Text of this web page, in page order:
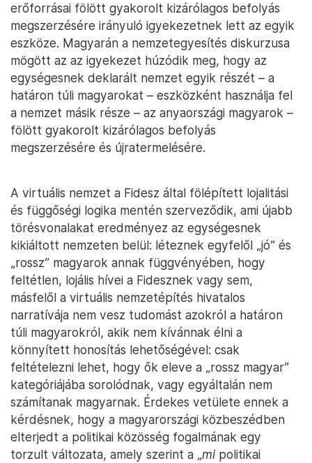
erőforrásai fölött gyakorolt kizárólagos befolyás
megszerzésére irányuló igyekezetnek lett az egyik
eszköze. Magyarán a nemzetegyesítés diskurzusa
mögött az az igyekezet húzódik meg, hogy az
egységesnek deklarált nemzet egyik részét – a
határon túli magyarokat – eszközként használja fel
a nemzet másik része – az anyaországi magyarok –
fölött gyakorolt kizárólagos befolyás
megszerzésére és újratermelésére.
A virtuális nemzet a Fidesz által fölépített lojalitási
és függőségi logika mentén szerveződik, ami újabb
törésvonalakat eredményez az egységesnek
kikiáltott nemzeten belül: léteznek egyfelől „jó” és
„rossz” magyarok annak függvényében, hogy
feltétlen, lojális hívei a Fidesznek vagy sem,
másfelől a virtuális nemzetépítés hivatalos
narratívája nem vesz tudomást azokról a határon
túli magyarokról, akik nem kívánnak élni a
könnyített honosítás lehetőségével: csak
feltételezni lehet, hogy ők eleve a „rossz magyar”
kategóriájába sorolódnak, vagy egyáltalán nem
számítanak magyarnak. Érdekes vetülete ennek a
kérdésnek, hogy a magyarországi közbeszédben
elterjedt a politikai közösség fogalmának egy
torzult változata, amely szerint a „mipolitikai